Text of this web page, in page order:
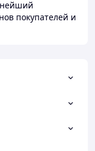
покупателей и